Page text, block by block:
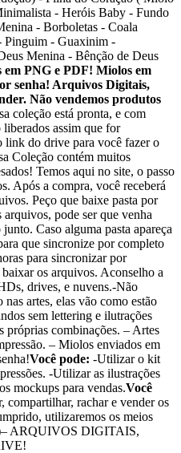
- Heróis Baby - Fundo
- Borboletas - Coala
Pinguim - Guaxinim -
Menina - Bênção de Deus
em PNG e PDF! Miolos em
senha! Arquivos Digitais,
Não vendemos produtos
coleção está pronta, e com
assim que for
link do drive para você fazer o
Coleção contém muitos
Temos aqui no site, o passo
Após a compra, você receberá
Peço que baixe pasta por
pode ser que venha
Caso alguma pasta apareça
que sincronize por completo
para sincronizar por
os arquivos. Aconselho a
drives, e nuvens.-Não
artes, elas vão como estão
sem lettering e ilutrações
próprias combinações. – Artes
– Miolos enviados em
Você pode: -Utilizar o kit
-Utilizar as ilustrações
mockups para vendas.Você
compartilhar, rachar e vender os
utilizaremos os meios
ARQUIVOS DIGITAIS,